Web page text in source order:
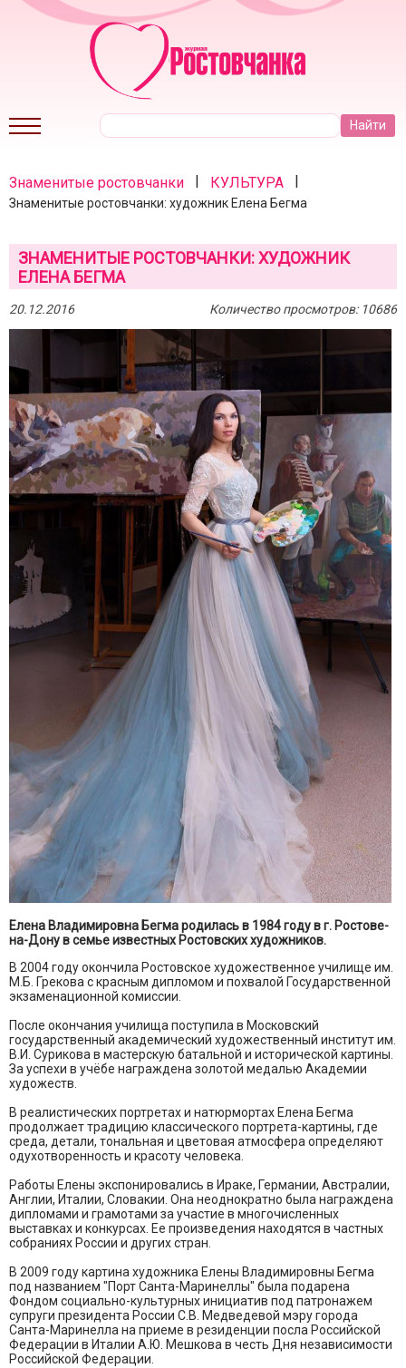
Знаменитые ростовчанки | КУЛЬТУРА |
Знаменитые ростовчанки: художник Елена Бегма
ЗНАМЕНИТЫЕ РОСТОВЧАНКИ: ХУДОЖНИК
ЕЛЕНА БЕГМА
20.12.2016 Количество просмотров: 10686
Елена Владимировна Бегма родилась в 1984 году в г. Ростове-
на-Дону в семье известных Ростовских художников.
В 2004 году окончила Ростовское художественное училище им.
М.Б. Грекова с красным дипломом и похвалой Государственной
экзаменационной комиссии.
После окончания училища поступила в Московский
государственный академический художественный институт им.
В.И. Сурикова в мастерскую батальной и исторической картины.
За успехи в учёбе награждена золотой медалью Академии
художеств.
В реалистических портретах и натюрмортах Елена Бегма
продолжает традицию классического портрета-картины, где
среда, детали, тональная и цветовая атмосфера определяют
одухотворенность и красоту человека.
Работы Елены экспонировались в Ираке, Германии, Австралии,
Англии, Италии, Словакии. Она неоднократно была награждена
дипломами и грамотами за участие в многочисленных
выставках и конкурсах. Ее произведения находятся в частных
собраниях России и других стран.
В 2009 году картина художника Елены Владимировны Бегма
под названием "Порт Санта-Маринеллы" была подарена
Фондом социально-культурных инициатив под патронажем
супруги президента России С.В. Медведевой мэру города
Санта-Маринелла на приеме в резиденции посла Российской
Федерации в Италии А.Ю. Мешкова в честь Дня независимости
Российской Федерации.